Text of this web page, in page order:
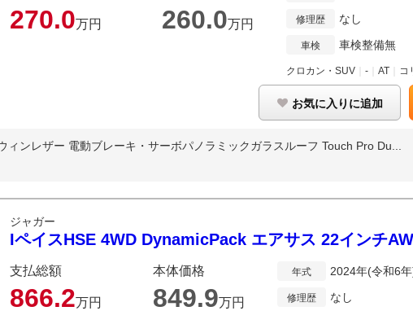
270.0万円 260.0万円 修理歴 なし
車検 車検整備無
クロカン・SUV - AT コ
お気に入りに追加
ィンレザー 電動ブレーキ・サーボパノラミックガラスルーフ Touch Pro Du...
ジャガー
IペイスHSE 4WD DynamicPack エアサス 22インチAW
支払総額
866.2万円
本体価格
849.9万円
年式 2024年(令和6
修理歴 なし